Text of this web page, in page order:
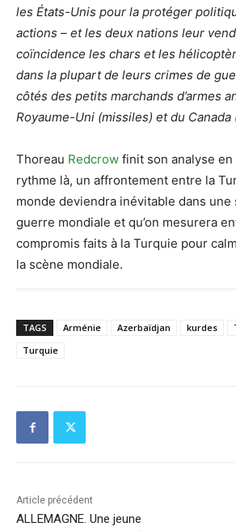
les États-Unis pour la protéger
actions – et les deux nations leur
coïncidence les chars et les
dans la plupart de leurs crimes de
côtés des petits marchands d’armes
Royaume-Uni (missiles) et du Canada
Thoreau Redcrow finit son analyse en
rythme là, un affrontement entre la
monde deviendra inévitable dans
guerre mondiale et qu’on mesurera
compromis faits à la Turquie pour
la scène mondiale.
TAGS Arménie Azerbaïdjan kurdes
Turquie
Article précédent
ALLEMAGNE. Une jeune